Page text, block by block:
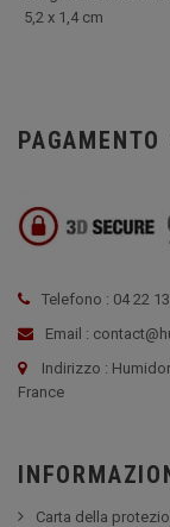
5,2 x 1,4 cm
PAGAMENTO
Telefono : 04 22
Email :
Indirizzo :
France
Carta della